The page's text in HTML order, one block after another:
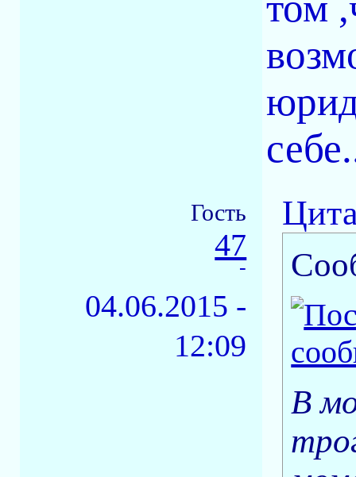
Гость
47
-
04.06.2015 -
12:09
В